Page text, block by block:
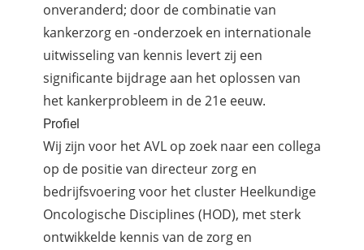
onveranderd; door de combinatie van
kankerzorg en -onderzoek en internationale
uitwisseling van kennis levert zij een
significante bijdrage aan het oplossen van
het kankerprobleem in de 21e eeuw.
Profiel
Wij zijn voor het AVL op zoek naar een collega
op de positie van directeur zorg en
bedrijfsvoering voor het cluster Heelkundige
Oncologische Disciplines (HOD), met sterk
ontwikkelde kennis van de zorg en